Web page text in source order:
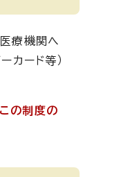
療機関へ
カード等）
の制度の